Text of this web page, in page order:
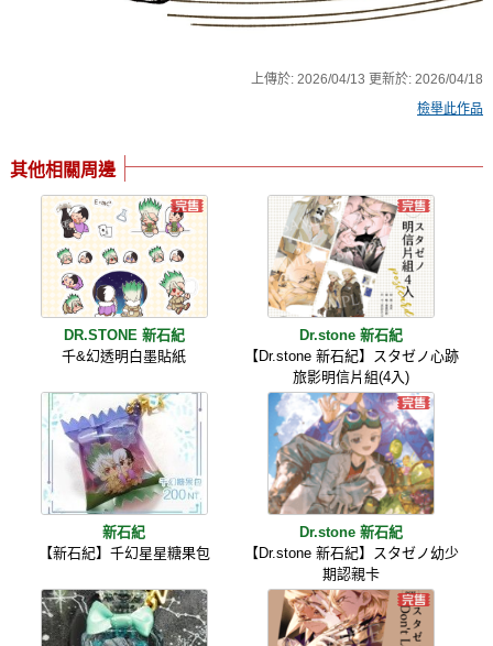
上傳於:2026/04/13 更新於:2026/04/18
檢舉此作品
其他相關周邊
DR.STONE 新石紀
千&幻透明白墨貼紙
Dr.stone 新石紀
【Dr.stone 新石紀】スタゼノ心跡
旅影明信片組(4入)
新石紀
【新石紀】千幻星星糖果包
Dr.stone 新石紀
【Dr.stone 新石紀】スタゼノ幼少
期認親卡